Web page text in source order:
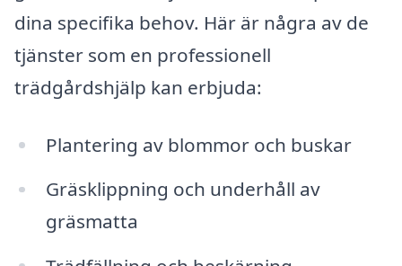
dina specifika behov. Här är några av de
tjänster som en professionell
trädgårdshjälp kan erbjuda:
Plantering av blommor och buskar
Gräsklippning och underhåll av
gräsmatta